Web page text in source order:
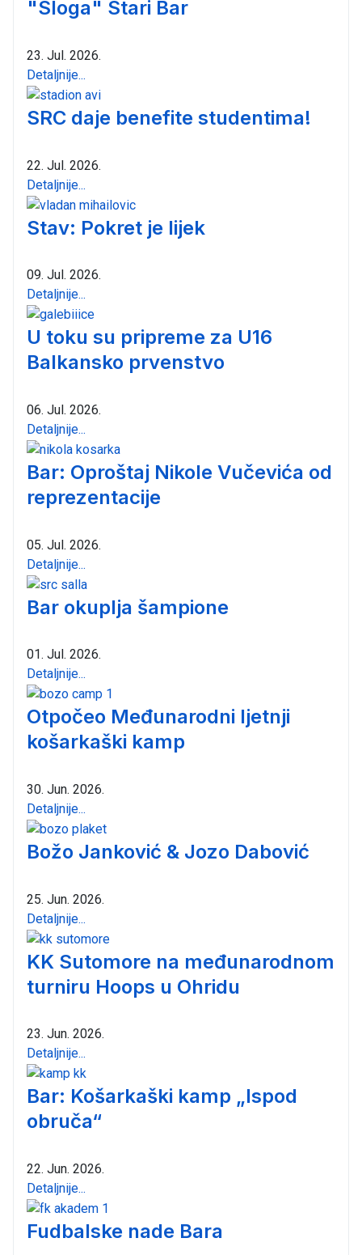
"Sloga" Stari Bar
23. Jul. 2026.
Detaljnije...
SRC daje benefite studentima!
22. Jul. 2026.
Detaljnije...
Stav: Pokret je lijek
09. Jul. 2026.
Detaljnije...
U toku su pripreme za U16
Balkansko prvenstvo
06. Jul. 2026.
Detaljnije...
Bar: Oproštaj Nikole Vučevića od
reprezentacije
05. Jul. 2026.
Detaljnije...
Bar okuplja šampione
01. Jul. 2026.
Detaljnije...
Otpočeo Međunarodni ljetnji
košarkaški kamp
30. Jun. 2026.
Detaljnije...
Božo Janković & Jozo Dabović
25. Jun. 2026.
Detaljnije...
KK Sutomore na međunarodnom
turniru Hoops u Ohridu
23. Jun. 2026.
Detaljnije...
Bar: Košarkaški kamp „Ispod
obruča“
22. Jun. 2026.
Detaljnije...
Fudbalske nade Bara